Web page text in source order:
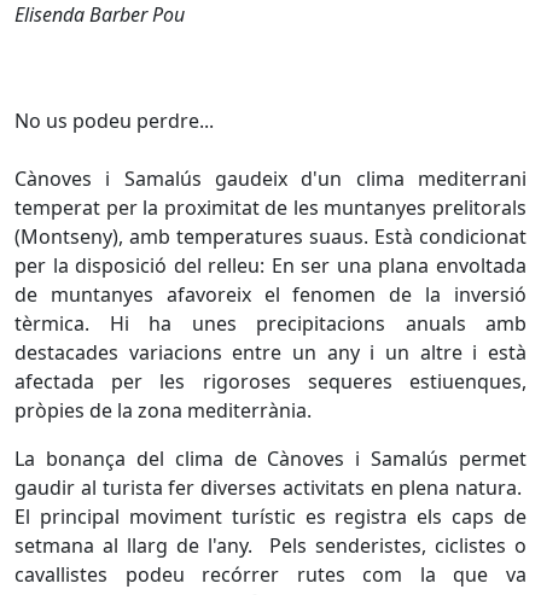
Elisenda Barber Pou
No us podeu perdre...
Cànoves i Samalús gaudeix d'un clima mediterrani
temperat per la proximitat de les muntanyes prelitorals
(Montseny), amb temperatures suaus. Està condicionat
per la disposició del relleu: En ser una plana envoltada
de muntanyes afavoreix el fenomen de la inversió
tèrmica. Hi ha unes precipitacions anuals amb
destacades variacions entre un any i un altre i està
afectada per les rigoroses sequeres estiuenques,
pròpies de la zona mediterrània.
La bonança del clima de Cànoves i Samalús permet
gaudir al turista fer diverses activitats en plena natura.
El principal moviment turístic es registra els caps de
setmana al llarg de l'any. Pels senderistes, ciclistes o
cavallistes podeu recórrer rutes com la que va